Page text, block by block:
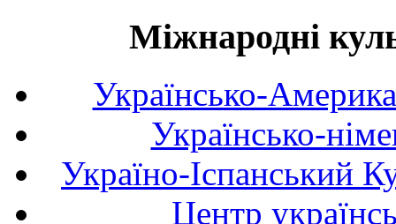
Міжнародні
Українсько-
Українсько-
Україно-Іспанський
Центр